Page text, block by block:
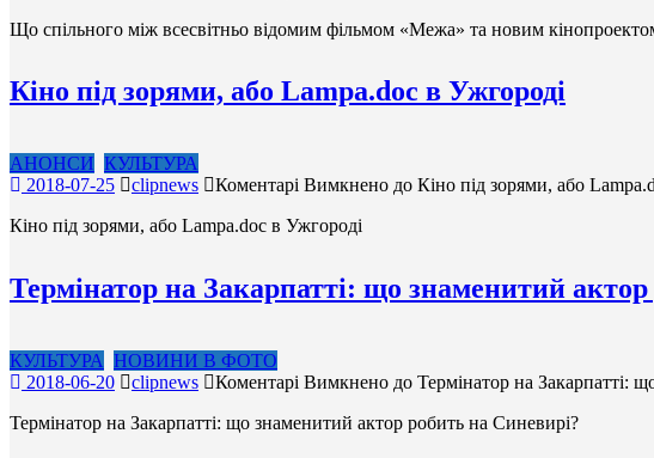
Що спільного між всесвітньо відомим фільмом «Межа» та новим
Кіно під зорями, або Lampa.doc в Ужгороді
АНОНСИ КУЛЬТУРА
2018-07-25
clipnews Коментарі Вимкнено до Кіно під зорями, або
Кіно під зорями, або Lampa.doc в Ужгороді
Термінатор на Закарпатті: що знаменитий
КУЛЬТУРА НОВИНИ В ФОТО
2018-06-20
clipnews Коментарі Вимкнено до Термінатор на Закарпатті:
Термінатор на Закарпатті: що знаменитий актор робить на Синевирі?